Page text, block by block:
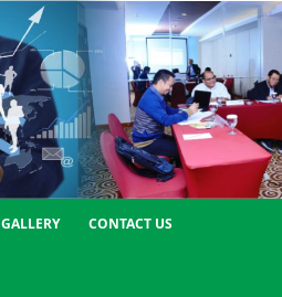
GALLERY CONTACT US